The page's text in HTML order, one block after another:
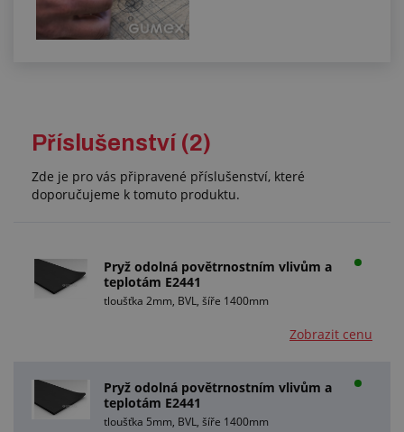
Příslušenství (2)
Zde je pro vás připravené příslušenství, které
doporučujeme k tomuto produktu.
Pryž odolná povětrnostním vlivům a
teplotám E2441
tloušťka 2mm, BVL, šíře 1400mm
Zobrazit cenu
Pryž odolná povětrnostním vlivům a
teplotám E2441
tloušťka 5mm, BVL, šíře 1400mm